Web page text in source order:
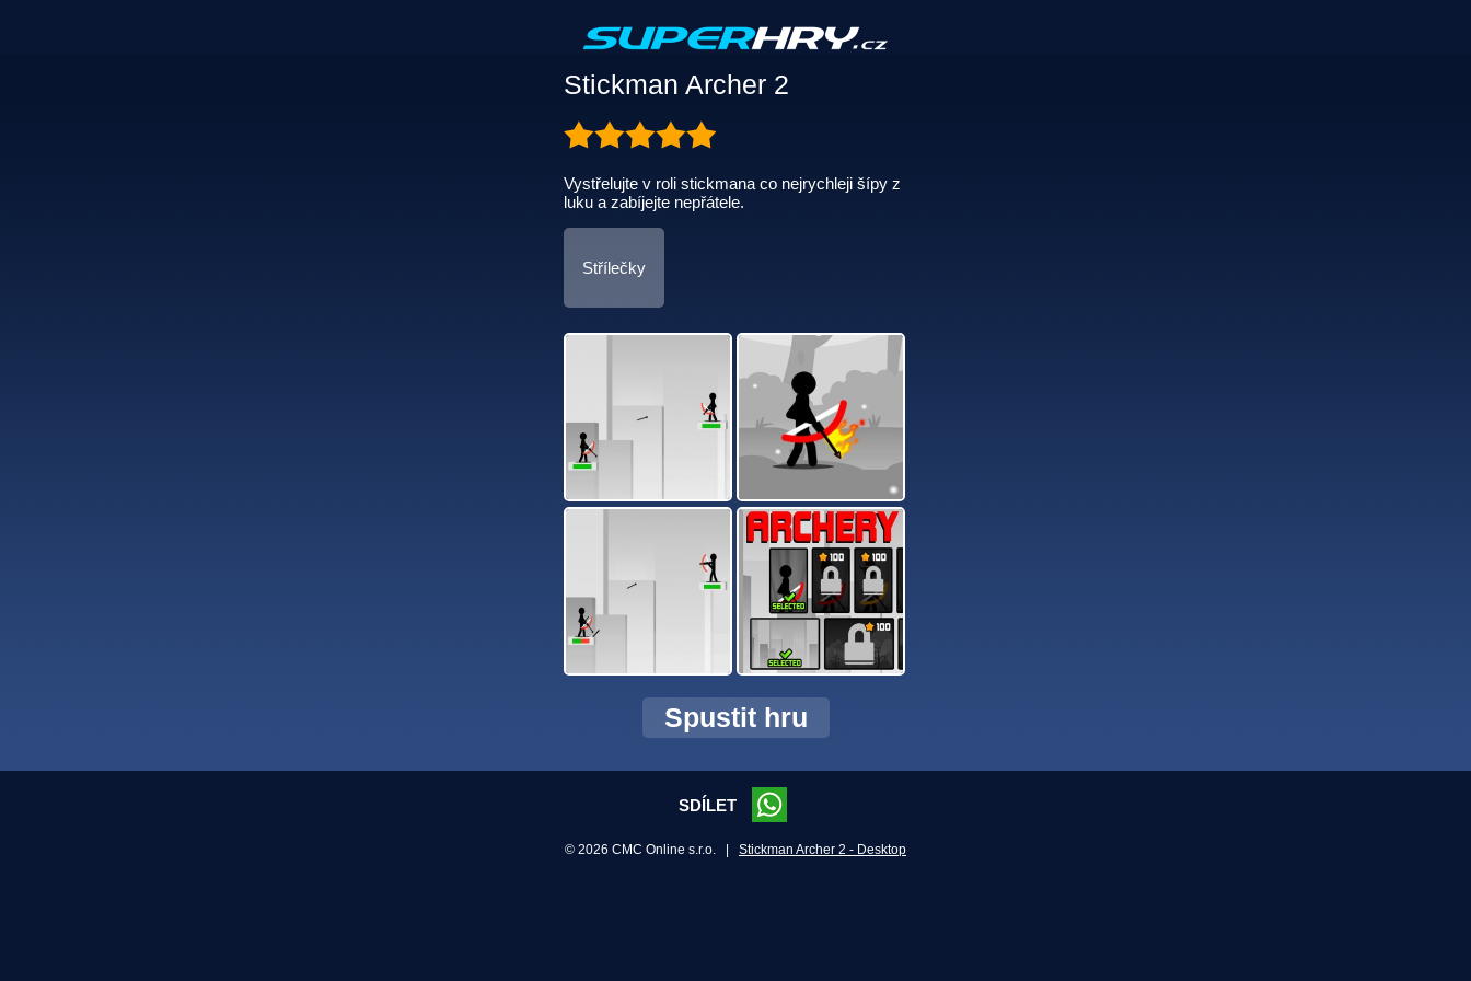
Stickman Archer 2
Vystřelujte v roli stickmana co nejrychleji šípy z
luku a zabíjejte nepřátele.
Střílečky
Spustit hru
SDÍLET
© 2026 CMC Online s.r.o. | Stickman Archer 2 - Desktop